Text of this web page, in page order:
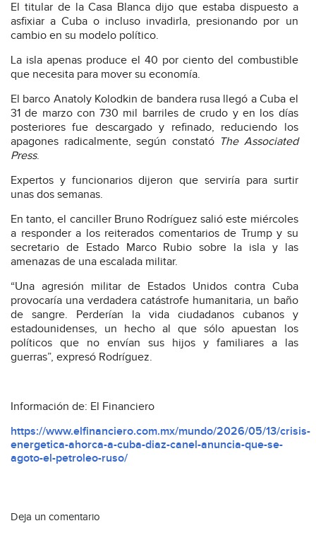
El titular de la Casa Blanca dijo que estaba dispuesto a
asfixiar a Cuba o incluso invadirla, presionando por un
cambio en su modelo político.
La isla apenas produce el 40 por ciento del combustible
que necesita para mover su economía.
El barco Anatoly Kolodkin de bandera rusa llegó a Cuba el
31 de marzo con 730 mil barriles de crudo y en los días
posteriores fue descargado y refinado, reduciendo los
apagones radicalmente, según constató The Associated
Press.
Expertos y funcionarios dijeron que serviría para surtir
unas dos semanas.
En tanto, el canciller Bruno Rodríguez salió este miércoles
a responder a los reiterados comentarios de Trump y su
secretario de Estado Marco Rubio sobre la isla y las
amenazas de una escalada militar.
“Una agresión militar de Estados Unidos contra Cuba
provocaría una verdadera catástrofe humanitaria, un baño
de sangre. Perderían la vida ciudadanos cubanos y
estadounidenses, un hecho al que sólo apuestan los
políticos que no envían sus hijos y familiares a las
guerras”, expresó Rodríguez.
Información de: El Financiero
https://www.elfinanciero.com.mx/mundo/2026/05/13/crisis-
energetica-ahorca-a-cuba-diaz-canel-anuncia-que-se-
agoto-el-petroleo-ruso/
Deja un comentario